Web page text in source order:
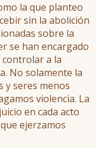
la que planteo
sin la abolición
sobre la
se han encargado
a la
No solamente la
y seres menos
violencia. La
en cada acto
ejerzamos